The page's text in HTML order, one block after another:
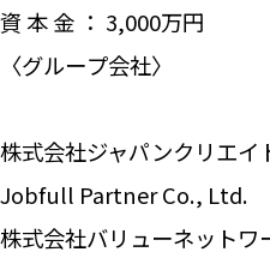
資 本 金 ： 3,000万円
〈グループ会社〉
株式会社ジャパンクリエイ
Jobfull Partner Co., Ltd.
株式会社バリューネットワ